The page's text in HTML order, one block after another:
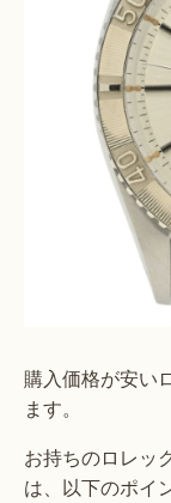
購入価格が安い
ます。
お持ちのロレッ
は、以下のポイ